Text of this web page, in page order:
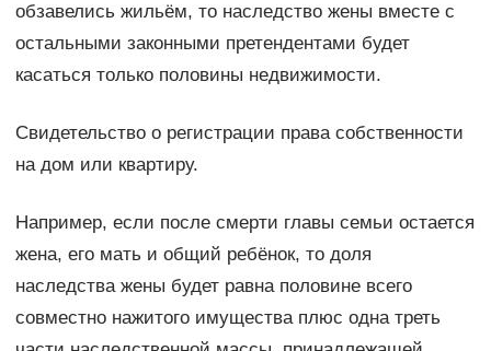
обзавелись жильём, то наследство жены вместе с
остальными законными претендентами будет
касаться только половины недвижимости.
Свидетельство о регистрации права собственности
на дом или квартиру.
Например, если после смерти главы семьи остается
жена, его мать и общий ребёнок, то доля
наследства жены будет равна половине всего
совместно нажитого имущества плюс одна треть